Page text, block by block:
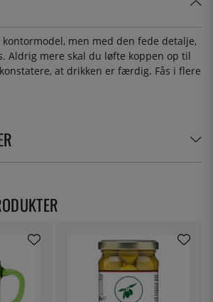
men med den fede detalje,
Aldrig mere skal du løfte koppen op til
at drikken er færdig. Fås i flere